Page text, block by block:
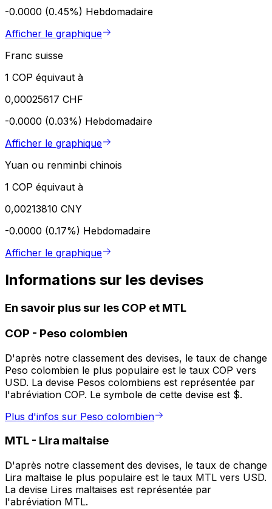
-0.0000 (0.45%) Hebdomadaire
Afficher le graphique
Franc suisse
1 COP équivaut à
0,00025617 CHF
-0.0000 (0.03%) Hebdomadaire
Afficher le graphique
Yuan ou renminbi chinois
1 COP équivaut à
0,00213810 CNY
-0.0000 (0.17%) Hebdomadaire
Afficher le graphique
Informations sur les devises
En savoir plus sur les COP et MTL
COP - Peso colombien
D'après notre classement des devises, le taux de change
Peso colombien le plus populaire est le taux COP vers
USD. La devise Pesos colombiens est représentée par
l'abréviation COP. Le symbole de cette devise est $.
Plus d'infos sur Peso colombien
MTL - Lira maltaise
D'après notre classement des devises, le taux de change
Lira maltaise le plus populaire est le taux MTL vers USD.
La devise Lires maltaises est représentée par
l'abréviation MTL.